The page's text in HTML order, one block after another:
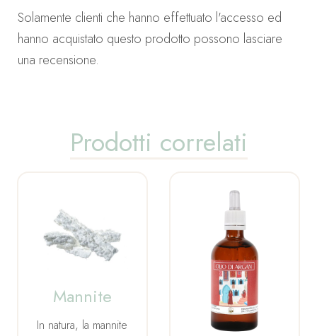
Solamente clienti che hanno effettuato l'accesso ed
hanno acquistato questo prodotto possono lasciare
una recensione.
Prodotti correlati
Mannite
In natura, la mannite